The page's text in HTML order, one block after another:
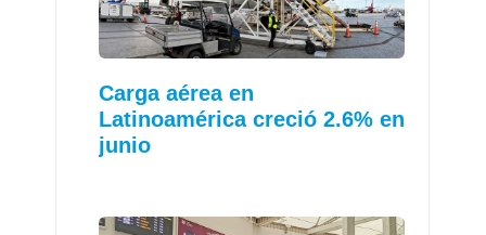
Carga aérea en
Latinoamérica creció 2.6% en
junio